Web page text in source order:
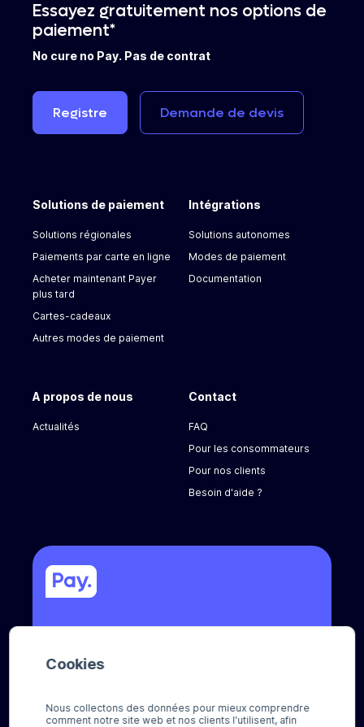
Cookies
Nous collectons des données pour mieux comprendre
comment notre site web et nos clients l'utilisent, afin
+31 (0) 8888 666 66
sales@pay.nl
Essayez gratuitement nos options de
paiement*
No cure no Pay. Pas de contrat
Registre Demande de devis
Solutions de paiement
Solutions régionales
Paiements par carte en ligne
Acheter maintenant Payer
plus tard
Cartes-cadeaux
Autres modes de paiement
Intégrations
Solutions autonomes
Modes de paiement
Documentation
A propos de nous
Actualités
Contact
FAQ
Pour les consommateurs
Pour nos clients
Besoin d'aide ?